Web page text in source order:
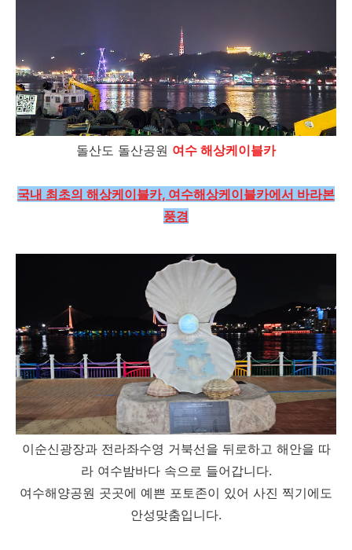
돌산도 돌산공원 여수 해상케이블카
국내 최초의 해상케이블카, 여수해상케이블카에서 바라본
풍경
이순신광장과 전라좌수영 거북선을 뒤로하고 해안을 따
라 여수밤바다 속으로 들어갑니다.
여수해양공원 곳곳에 예쁜 포토존이 있어 사진 찍기에도
안성맞춤입니다.